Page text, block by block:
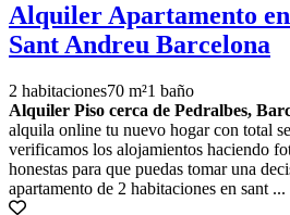
Alquiler Apartamento
Sant Andreu Barcelona
2 habitaciones70 m²1 baño
Alquiler Piso cerca de Pedralbes,
alquila online tu nuevo hogar con total
verificamos los alojamientos haciendo
honestas para que puedas tomar una
apartamento de 2 habitaciones en sant ...